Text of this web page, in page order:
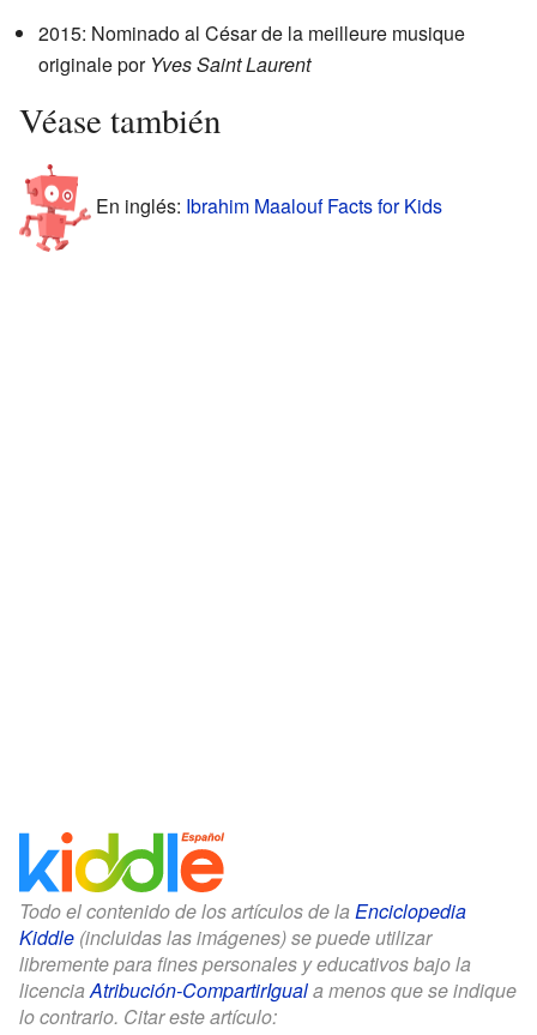
2015: Nominado al César de la meilleure musique
originale por Yves Saint Laurent
Véase también
En inglés: Ibrahim Maalouf Facts for Kids
Todo el contenido de los artículos de la Enciclopedia
Kiddle (incluidas las imágenes) se puede utilizar
libremente para fines personales y educativos bajo la
licenciaAtribución-CompartirIguala menos que se indique
lo contrario. Citar este artículo: